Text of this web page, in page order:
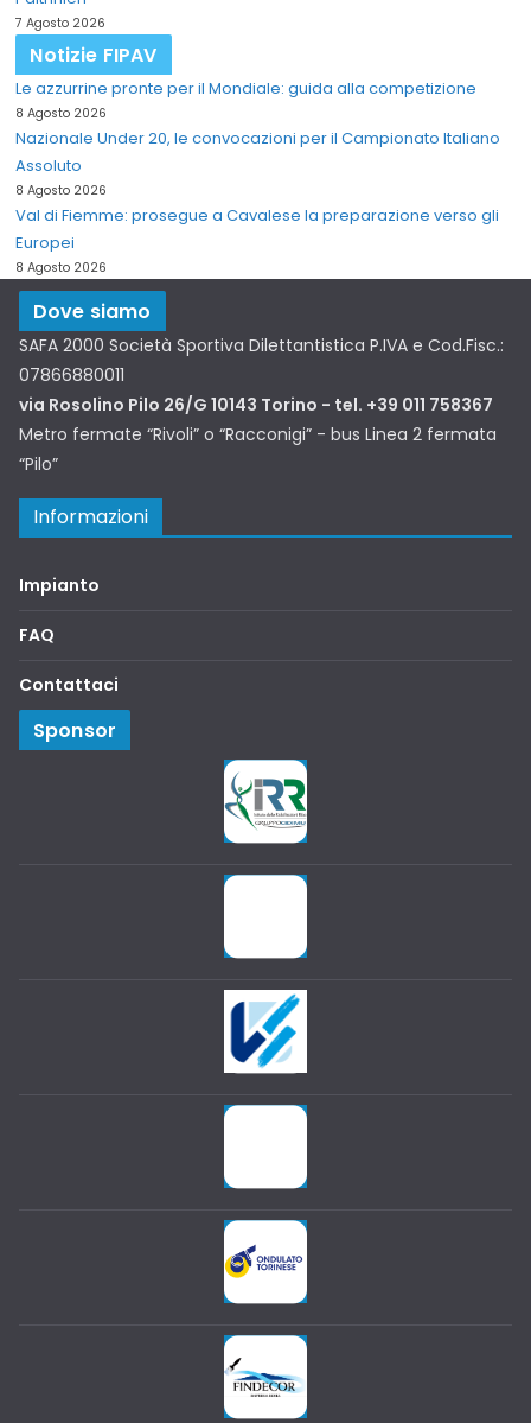
7 Agosto 2026
Notizie FIPAV
Le azzurrine pronte per il Mondiale: guida alla competizione
8 Agosto 2026
Nazionale Under 20, le convocazioni per il Campionato Italiano
Assoluto
8 Agosto 2026
Val di Fiemme: prosegue a Cavalese la preparazione verso gli
Europei
8 Agosto 2026
Dove siamo
SAFA 2000 Società Sportiva Dilettantistica P.IVA e Cod.Fisc.:
07866880011
via Rosolino Pilo 26/G 10143 Torino - tel. +39 011 758367
Metro fermate “Rivoli” o “Racconigi” - bus Linea 2 fermata
“Pilo”
Informazioni
Impianto
FAQ
Contattaci
Sponsor